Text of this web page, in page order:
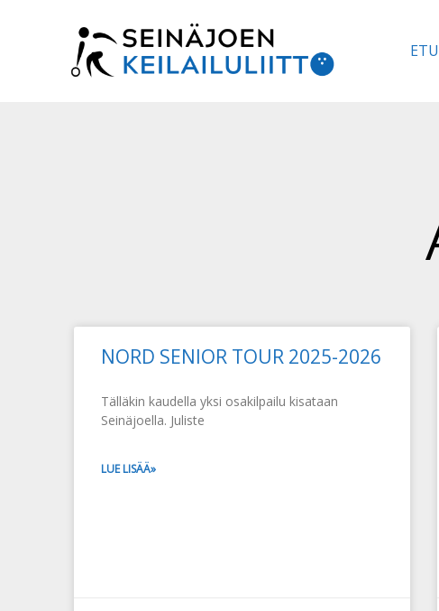
NORD SENIOR TOUR 2025-2026
Tälläkin kaudella yksi osakilpailu kisataan
Seinäjoella. Juliste
LUE LISÄÄ»